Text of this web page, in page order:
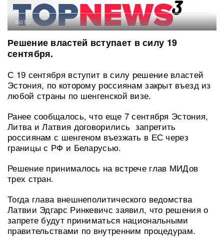
ФОТО:
Решение властей вступает в силу 19
сентября.
С 19 сентября вступит в силу решение властей
Эстония, по которому россиянам закрыт въезд из
любой страны по шенгенской визе.
Ранее сообщалось, что еще 7 сентября Эстония,
Литва и Латвия договорились запретить
россиянам с шенгеном въезжать в ЕС через
границы с РФ и Беларусью.
Решение принималось на встрече глав МИДов
трех стран.
Тогда глава внешнеполитического ведомства
Латвии Эдгарс Ринкевичс заявил, что решения о
запрете будут приниматься национальными
правительствами по внутренним процедурам.